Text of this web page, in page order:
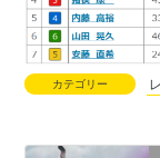
カテゴリー